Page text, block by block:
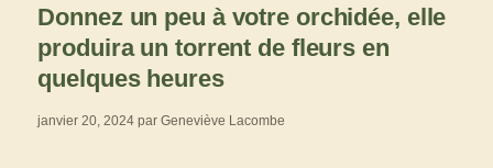
Donnez un peu à votre orchidée, elle
produira un torrent de fleurs en
quelques heures
janvier 20, 2024 parGeneviève Lacombe